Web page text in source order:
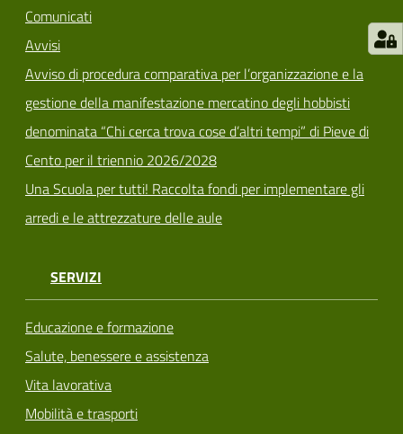
Comunicati
Avvisi
Avviso di procedura comparativa per l’organizzazione e la
gestione della manifestazione mercatino degli hobbisti
denominata “Chi cerca trova cose d’altri tempi” di Pieve di
Cento per il triennio 2026/2028
Una Scuola per tutti! Raccolta fondi per implementare gli
arredi e le attrezzature delle aule
SERVIZI
Educazione e formazione
Salute, benessere e assistenza
Vita lavorativa
Mobilità e trasporti